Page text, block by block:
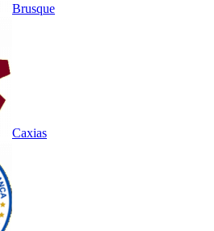
Brusque
Caxias